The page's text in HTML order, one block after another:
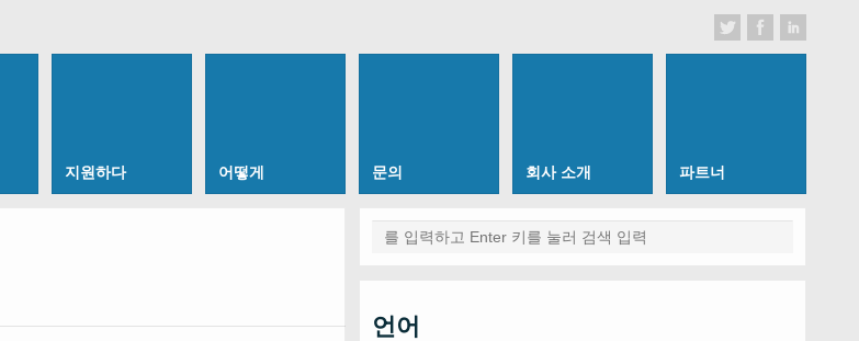
지원하다 어떻게 문의 회사 소개 파트너
언어